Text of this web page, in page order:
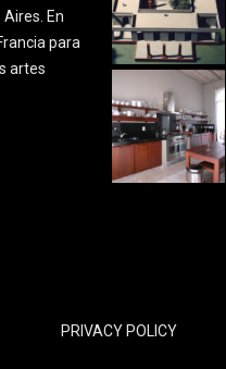
En
para
artes
PRIVACY POLICY